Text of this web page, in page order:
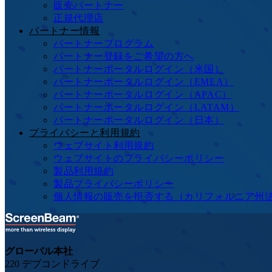
販売パートナー
正規代理店
パートナー情報
パートナープログラム
パートナー登録をご希望の方へ
パートナーポータルログイン（米国）
パートナーポータルログイン（EMEA）
パートナーポータルログイン（APAC）
パートナーポータルログイン（LATAM）
パートナーポータルログイン（日本）
プライバシーと利用規約
ウェブサイト利用規約
ウェブサイトのプライバシーポリシー
製品利用規約
製品プライバシーポリシー
個人情報の販売を拒否する（カリフォルニア州
グローバル本社
220 デブコンドライブ